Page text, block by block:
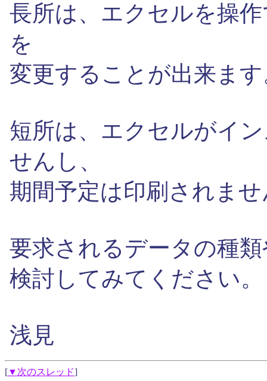
長所は、エクセルを操
を
変更することが出来ま
短所は、エクセルがイ
せんし、
期間予定は印刷されま
要求されるデータの種
検討してみてください。
浅見
[▼次のスレッド]